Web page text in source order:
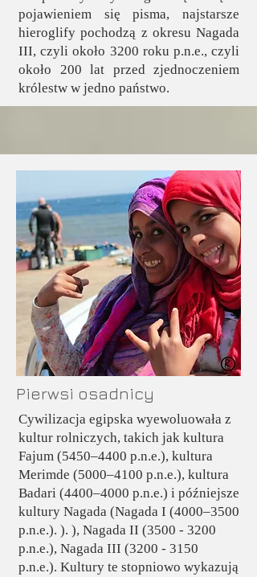
pojawieniem się pisma, najstarsze
hieroglify pochodzą z okresu Nagada
III, czyli około 3200 roku p.n.e., czyli
około 200 lat przed zjednoczeniem
królestw w jedno państwo.
Pierwsi osadnicy
Cywilizacja egipska wyewoluowała z
kultur rolniczych, takich jak kultura
Fajum (5450–4400 p.n.e.), kultura
Merimde (5000–4100 p.n.e.), kultura
Badari (4400–4000 p.n.e.) i późniejsze
kultury Nagada (Nagada I (4000–3500
p.n.e.). ). ), Nagada II (3500 - 3200
p.n.e.), Nagada III (3200 - 3150
p.n.e.). Kultury te stopniowo wykazują